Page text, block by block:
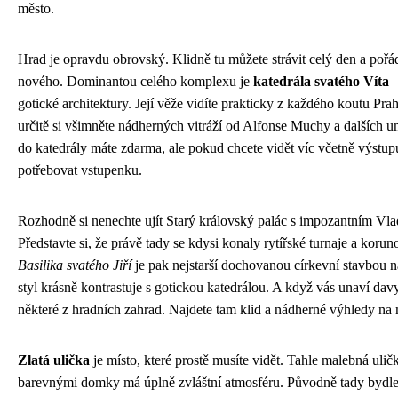
město.
Hrad je opravdu obrovský. Klidně tu můžete strávit celý den a
nového. Dominantou celého komplexu je katedrála svatého Víta
gotické architektury. Její věže vidíte prakticky z každého koutu
určitě si všimněte nádherných vitráží od Alfonse Muchy a dalších
do katedrály máte zdarma, ale pokud chcete vidět víc včetně
potřebovat vstupenku.
Rozhodně si nenechte ujít Starý královský palác s impozantním
Představte si, že právě tady se kdysi konaly rytířské turnaje a
Basilika svatého Jiříje pak nejstarší dochovanou církevní stavbou
styl krásně kontrastuje s gotickou katedrálou. A když vás unaví
některé z hradních zahrad. Najdete tam klid a nádherné výhledy na
Zlatá ulička je místo, které prostě musíte vidět. Tahle malebná
barevnými domky má úplně zvláštní atmosféru. Původně tady